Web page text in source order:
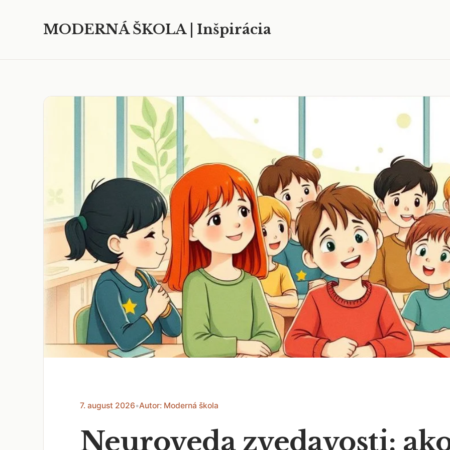
MODERNÁ ŠKOLA | Inšpirácia
7. august 2026•Autor: Moderná škola
Neuroveda zvedavosti: